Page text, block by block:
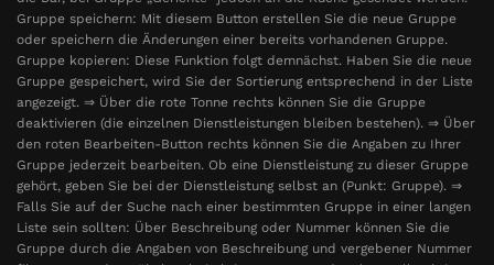
Gruppe speichern: Mit diesem Button erstellen Sie die neue Gruppe
oder speichern die Änderungen einer bereits vorhandenen Gruppe.
Gruppe kopieren: Diese Funktion folgt demnächst. Haben Sie die neue
Gruppe gespeichert, wird Sie der Sortierung entsprechend in der Liste
angezeigt. ⇒ Über die rote Tonne rechts können Sie die Gruppe
deaktivieren (die einzelnen Dienstleistungen bleiben bestehen). ⇒ Über
den roten Bearbeiten-Button rechts können Sie die Angaben zu Ihrer
Gruppe jederzeit bearbeiten. Ob eine Dienstleistung zu dieser Gruppe
gehört, geben Sie bei der Dienstleistung selbst an (Punkt: Gruppe). ⇒
Falls Sie auf der Suche nach einer bestimmten Gruppe in einer langen
Liste sein sollten: Über Beschreibung oder Nummer können Sie die
Gruppe durch die Angaben von Beschreibung und vergebener Nummer